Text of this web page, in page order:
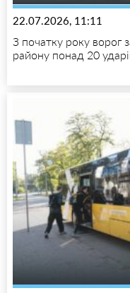
22.07.2026, 11:11
З початку року ворог
району понад 20